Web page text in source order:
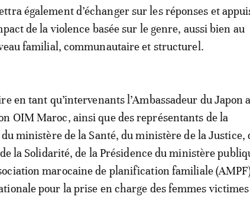
également d’échanger sur les réponses et
de la violence basée sur le genre, aussi bien au
familial, communautaire et structurel.
en tant qu’intervenants l’Ambassadeur du Japon
OIM Maroc, ainsi que des représentants de la
ministère de la Santé, du ministère de la Justice,
la Solidarité, de la Présidence du ministère
marocaine de planification familiale
pour la prise en charge des femmes